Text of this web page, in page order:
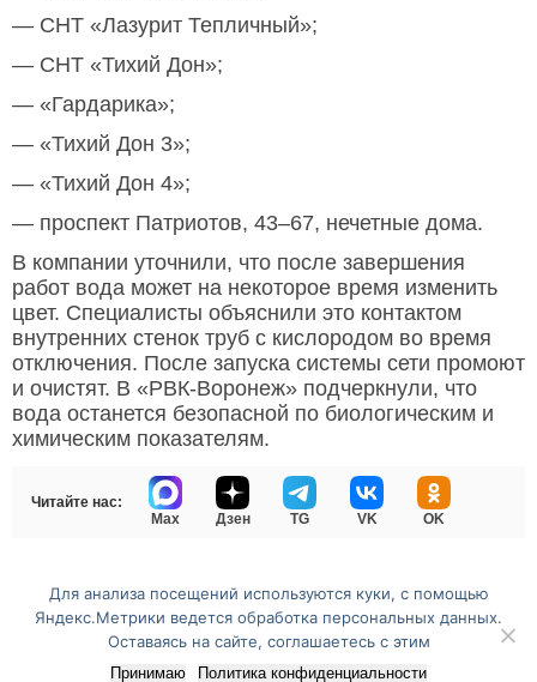
— СНТ «Лазурит Тепличный»;
— СНТ «Тихий Дон»;
— «Гардарика»;
— «Тихий Дон 3»;
— «Тихий Дон 4»;
— проспект Патриотов, 43–67, нечетные дома.
В компании уточнили, что после завершения
работ вода может на некоторое время изменить
цвет. Специалисты объяснили это контактом
внутренних стенок труб с кислородом во время
отключения. После запуска системы сети промоют
и очистят. В «РВК-Воронеж» подчеркнули, что
вода останется безопасной по биологическим и
химическим показателям.
Читайте нас:
Max
Дзен TG VK OK
Перейти на полную версию сайта
Для анализа посещений используются куки, с помощью
Яндекс.Метрики ведется обработка персональных данных.
Оставаясь на сайте, соглашаетесь с этим
Принимаю Политика конфиденциальности